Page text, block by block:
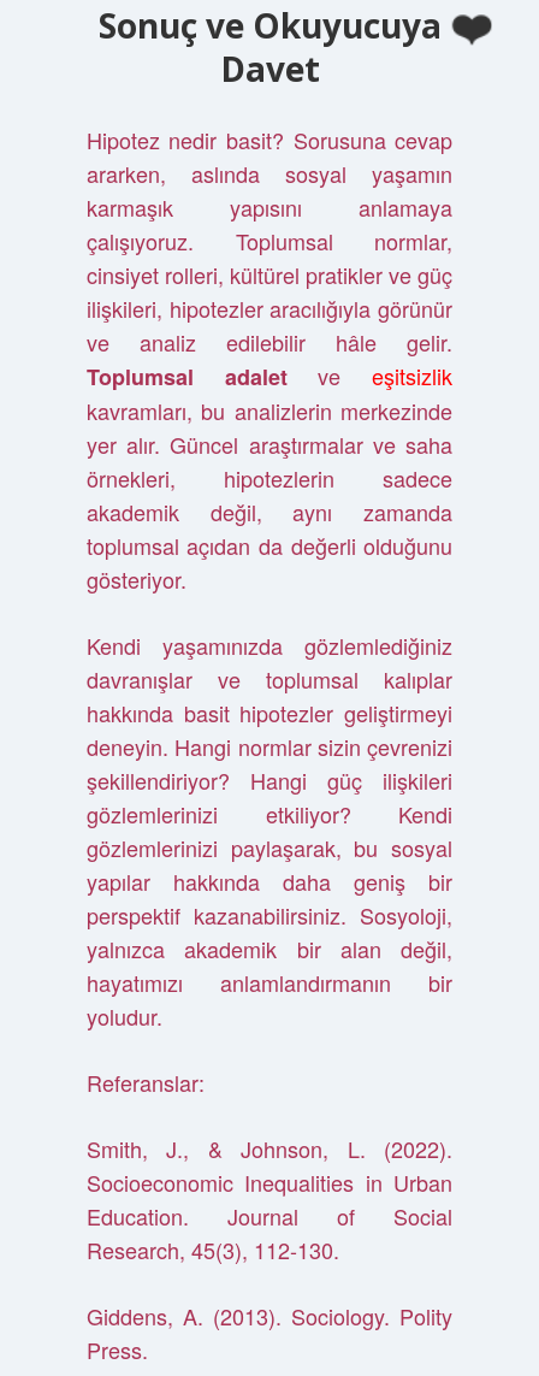
Sonuç ve Okuyucuya
Davet
Hipotez nedir basit? Sorusuna cevap
ararken, aslında sosyal yaşamın
karmaşık yapısını anlamaya
çalışıyoruz. Toplumsal normlar,
cinsiyet rolleri, kültürel pratikler ve güç
ilişkileri, hipotezler aracılığıyla görünür
ve analiz edilebilir hâle gelir.
Toplumsal adaletveeşitsizlik
kavramları, bu analizlerin merkezinde
yer alır. Güncel araştırmalar ve saha
örnekleri, hipotezlerin sadece
akademik değil, aynı zamanda
toplumsal açıdan da değerli olduğunu
gösteriyor.
Kendi yaşamınızda gözlemlediğiniz
davranışlar ve toplumsal kalıplar
hakkında basit hipotezler geliştirmeyi
deneyin. Hangi normlar sizin çevrenizi
şekillendiriyor? Hangi güç ilişkileri
gözlemlerinizi etkiliyor? Kendi
gözlemlerinizi paylaşarak, bu sosyal
yapılar hakkında daha geniş bir
perspektif kazanabilirsiniz. Sosyoloji,
yalnızca akademik bir alan değil,
hayatımızı anlamlandırmanın bir
yoludur.
Referanslar:
Smith, J., & Johnson, L. (2022).
Socioeconomic Inequalities in Urban
Education. Journal of Social
Research, 45(3), 112-130.
Giddens, A. (2013). Sociology. Polity
Press.